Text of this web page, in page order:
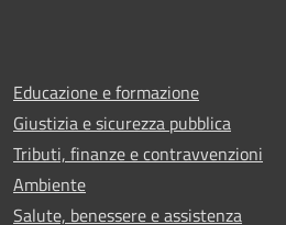
Educazione e formazione
Giustizia e sicurezza pubblica
Tributi, finanze e contravvenzioni
Ambiente
Salute, benessere e assistenza